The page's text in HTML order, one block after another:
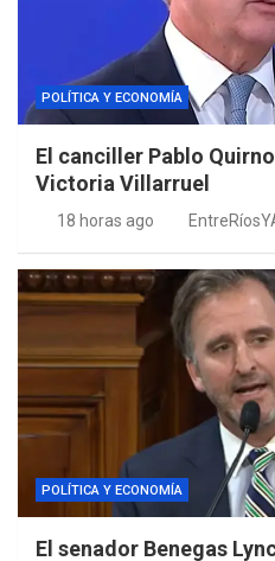
POLÍTICA Y ECONOMÍA
El canciller Pablo
Victoria Villarruel
18 horas ago
POLÍTICA Y ECONOMÍA
El senador Benegas